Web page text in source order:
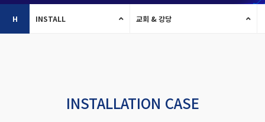
H INSTALL 교회 & 강당
INSTALLATION CASE